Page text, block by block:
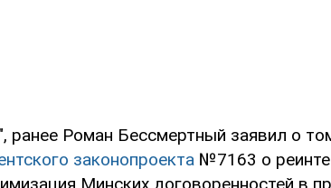
ранее Роман Бессмертный заявил о
законопроекта №7163 о